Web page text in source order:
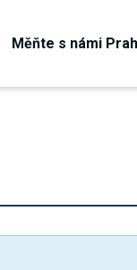
Měňte s námi